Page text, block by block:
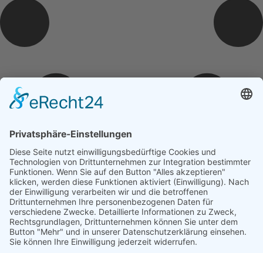
Trete uns ganz einfach bei ...
Wir freuen uns auf dich – Dein Tennisverein Ergenzingen